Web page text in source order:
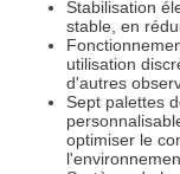
Stabilisation
stable, en
utilisation
d'autres
Sept palettes
optimiser le